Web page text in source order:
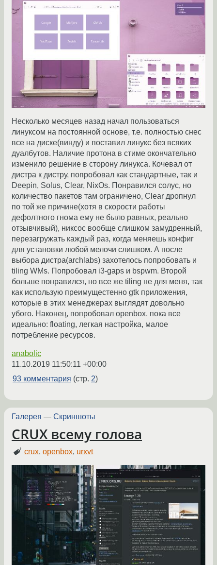
Несколько месяцев назад начал пользоваться
линуксом на постоянной основе, т.е. полностью снес
все на диске(винду) и поставил линукс без всяких
дуалбутов. Наличие протона в стиме окончательно
изменило решение в сторону линукса. Кочевал от
дистра к дистру, попробовал как стандартные, так и
Deepin, Solus, Clear, NixOs. Понравился солус, но
количество пакетов там ограничено, Clear дропнул
по той же причине(хотя в скорости работы
дефолтного гнома ему не было равных, реально
отзывчивый), никсос вообще слишком замудренный,
перезагружать каждый раз, когда меняешь конфиг
для установки любой мелочи слишком. А после
выбора дистра(archlabs) захотелось попробовать и
tiling WMs. Попробовал i3-gaps и bspwm. Второй
больше понравился, но все же tiling не для меня, так
как использую преимущестенно gtk приложения,
которые в этих менеджерах выглядят довольно
убого. Наконец, попробовал openbox, пока все
идеально: floating, легкая настройка, малое
потребление ресурсов.
anabolic
11.10.2019 11:50:11 +00:00
93 комментария (стр. 2)
Галерея — Скриншоты
CRUX всему голова
crux,openbox, urxvt